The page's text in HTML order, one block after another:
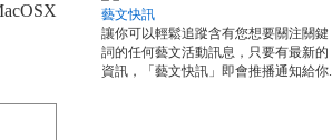
藝文快訊
讓你可以輕鬆追蹤含有您想要關注關鍵
詞的任何藝文活動訊息，只要有最新的
資訊，「藝文快訊」即會推播通知給你.